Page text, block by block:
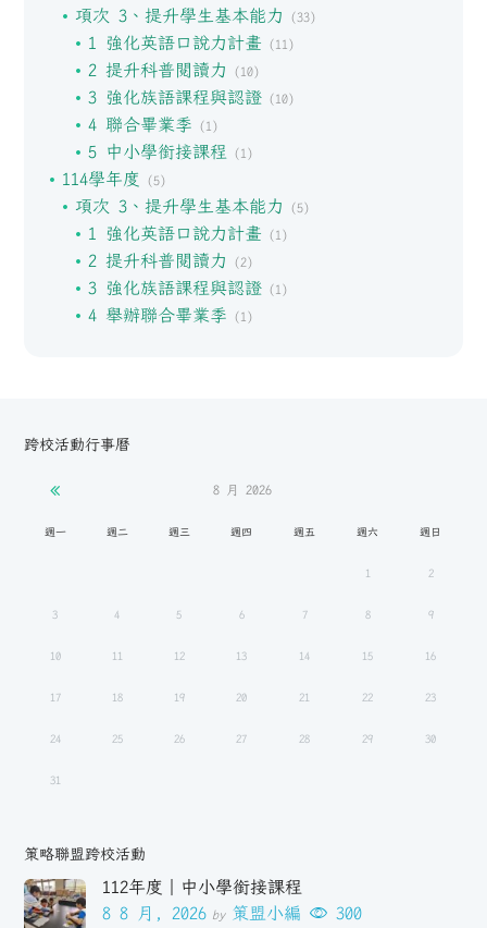
項次 3、提升學生基本能力 (33)
1 強化英語口說力計畫 (11)
2 提升科普閱讀力 (10)
3 強化族語課程與認證(10)
4 聯合畢業季 (1)
5 中小學銜接課程 (1)
114學年度 (5)
項次 3、提升學生基本能力 (5)
1 強化英語口說力計畫 (1)
2 提升科普閱讀力 (2)
3 強化族語課程與認證(1)
4 舉辦聯合畢業季 (1)
跨校活動行事曆
8 月2026
週一 週二 週三 週四 週五 週六 週日
1 2
3 4 5 6 7 8 9
10 11 12 13 14 15 16
17 18 19 20 21 22 23
24 25 26 27 28 29 30
31
策略聯盟跨校活動
112年度｜中小學銜接課程
8 8 月, 2026 by 策盟小編 300